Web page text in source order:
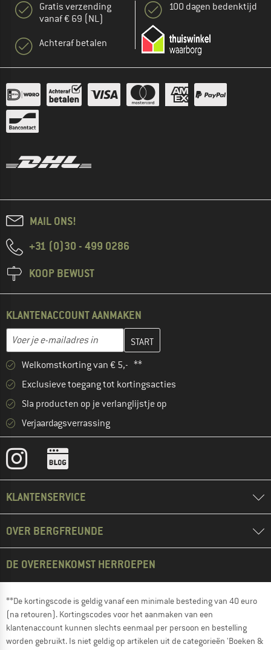
Gratis verzending
vanaf € 69 (NL)
Achteraf betalen
100 dagen bedenktijd
MAIL ONS!
+31 (0)30 - 499 0286
KOOP BEWUST
KLANTENACCOUNT AANMAKEN
E-mailadres
Vul je e-mailadres hier in en maak in de volgende stap je
Welkomstkorting van € 5,- **
Exclusieve toegang tot kortingsacties
Sla producten op je verlanglijstje op
Verjaardagsverrassing
KLANTENSERVICE
OVER BERGFREUNDE
DE OVEREENKOMST HERROEPEN
**De kortingscode is geldig vanaf een minimale besteding van 40 euro
(na retouren). Kortingscodes voor het aanmaken van een
klantenaccount kunnen slechts eenmaal per persoon en bestelling
worden gebruikt. Is niet geldig op artikelen uit de categorieën 'Boeken &